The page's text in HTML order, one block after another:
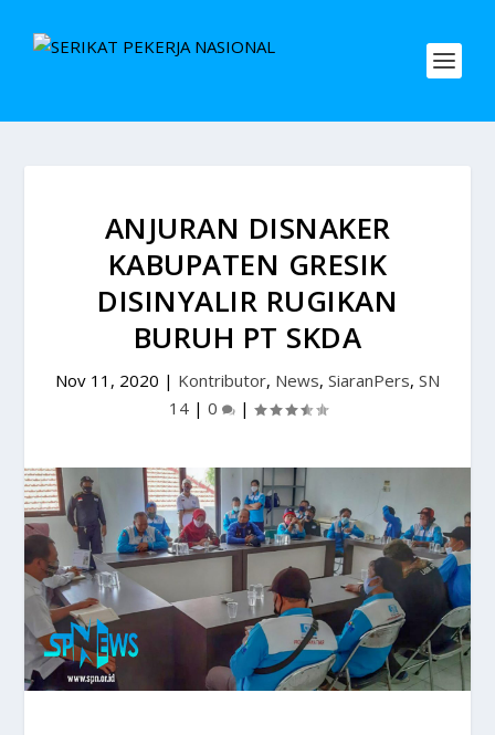
ANJURAN DISNAKER
KABUPATEN GRESIK
DISINYALIR RUGIKAN
BURUH PT SKDA
Nov 11, 2020 | Kontributor, News, SiaranPers, SN
14| 0 |